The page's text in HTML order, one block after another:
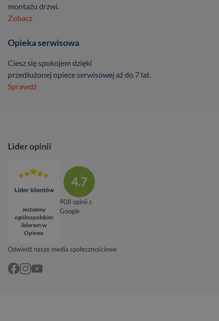
montażu drzwi.
Zobacz
Opieka serwisowa
Ciesz się spokojem dzięki
przedłużonej opiece serwisowej aż do 7 lat.
Sprawdź
Odwiedź nasze media społecznościowe
Lider opinii
Jesteśmy
ogólnopolskim
liderem w
Opineo
4.7
908 opinii z
Google